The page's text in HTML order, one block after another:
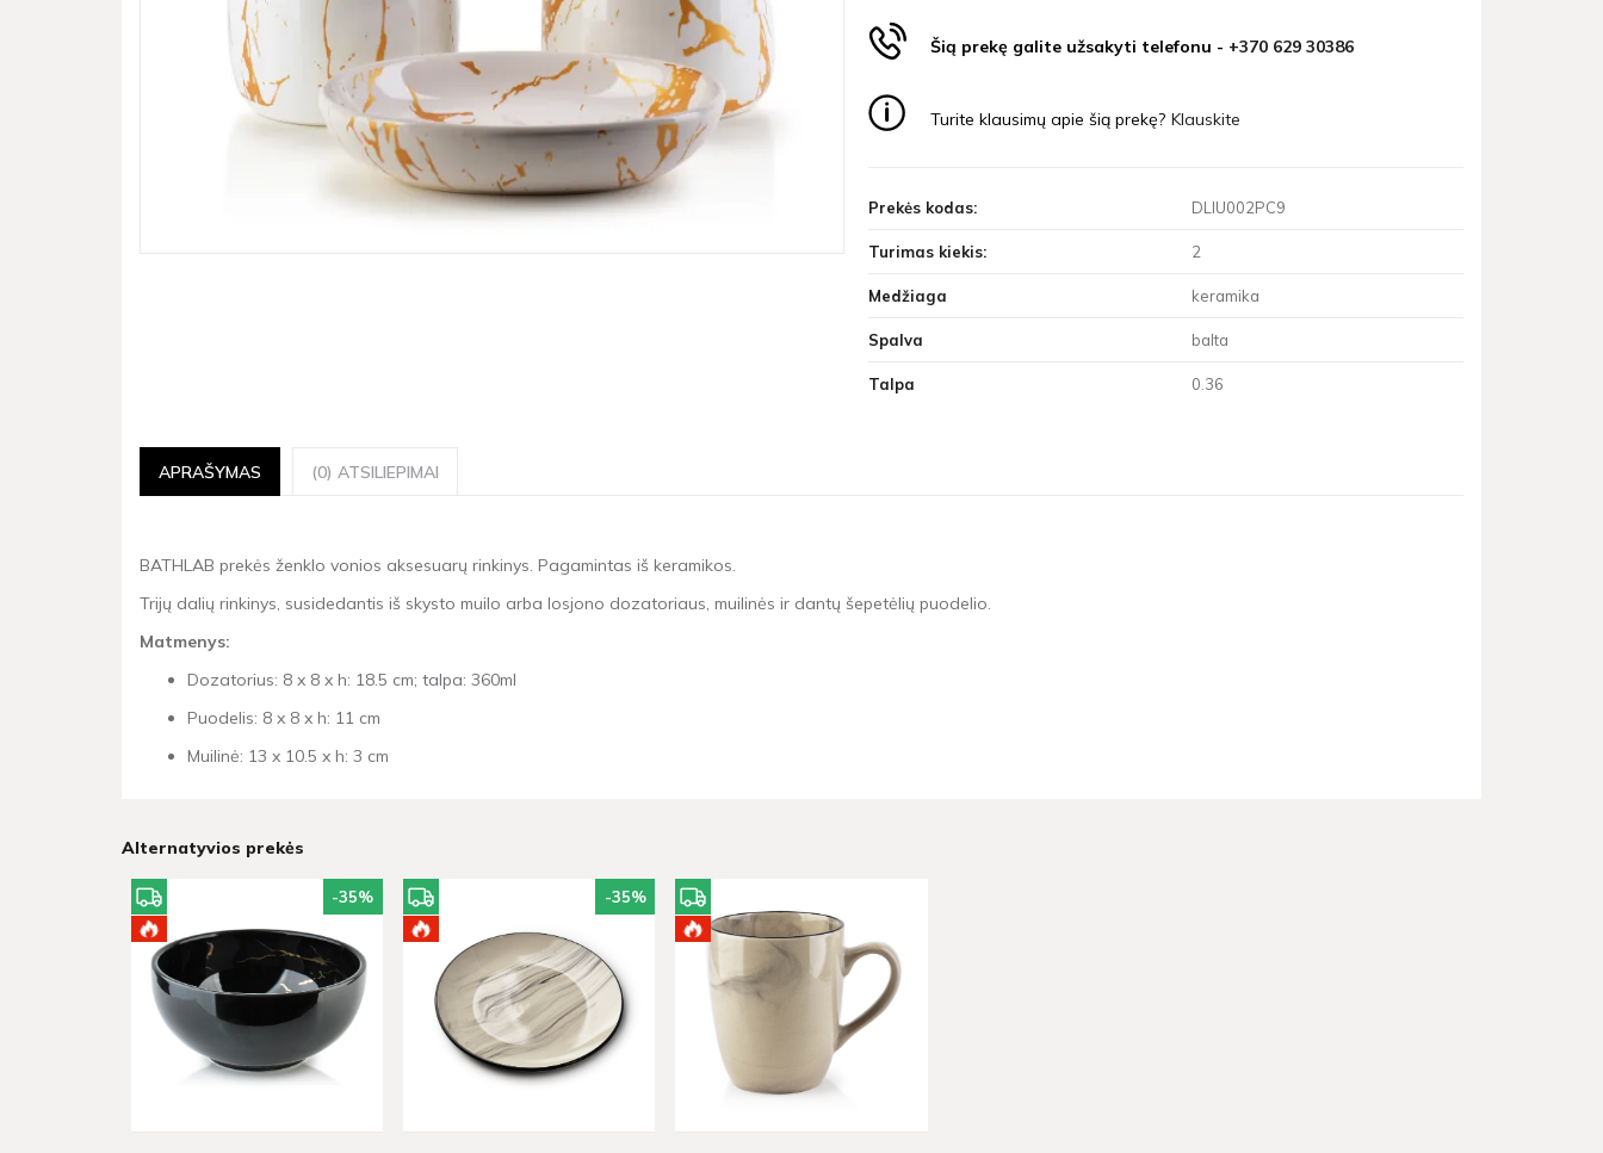
Šią prekę galite užsakyti telefonu - +370 629 30386
Turite klausimų apie šią prekę? Klauskite
Prekės kodas: DLIU002PC9
Turimas kiekis: 2
Medžiaga keramika
Spalva balta
Talpa 0.36
APRAŠYMAS (0) ATSILIEPIMAI
BATHLAB prekės ženklo vonios aksesuarų rinkinys. Pagamintas iš keramikos.
Trijų dalių rinkinys, susidedantis iš skysto muilo arba losjono dozatoriaus, muilinės ir dantų šepetėlių puodelio.
Matmenys:
Dozatorius: 8 x 8 x h: 18.5 cm; talpa: 360ml
Puodelis: 8 x 8 x h: 11 cm
Muilinė: 13 x 10.5 x h: 3 cm
Alternatyvios prekės
-35% -35%